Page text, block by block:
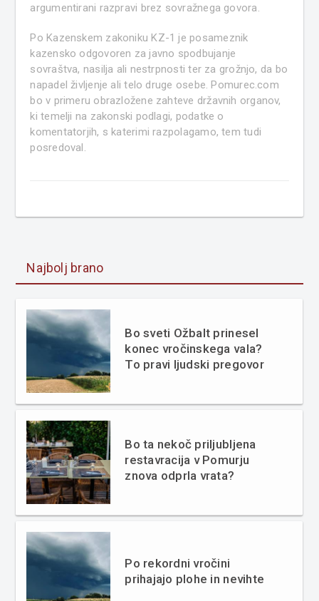
argumentirani razpravi brez sovražnega govora.
Po Kazenskem zakoniku KZ-1 je posameznik
kazensko odgovoren za javno spodbujanje
sovraštva, nasilja ali nestrpnosti ter za grožnjo, da bo
napadel življenje ali telo druge osebe. Pomurec.com
bo v primeru obrazložene zahteve državnih organov,
ki temelji na zakonski podlagi, podatke o
komentatorjih, s katerimi razpolagamo, tem tudi
posredoval.
Najbolj brano
Bo sveti Ožbalt prinesel
konec vročinskega vala?
To pravi ljudski pregovor
Bo ta nekoč priljubljena
restavracija v Pomurju
znova odprla vrata?
Po rekordni vročini
prihajajo plohe in nevihte